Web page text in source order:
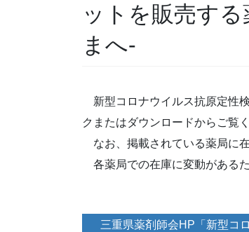
ットを販売す
まへ-
新型コロナウイルス抗原定性
クまたはダウンロードからご覧く
なお、掲載されている薬局に
各薬局での在庫に変動がある
三重県薬剤師会HP「新型コ